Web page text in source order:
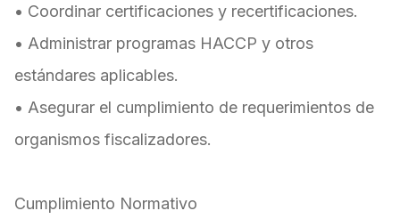
• Coordinar certificaciones y recertificaciones.
• Administrar programas HACCP y otros
estándares aplicables.
• Asegurar el cumplimiento de requerimientos de
organismos fiscalizadores.
Cumplimiento Normativo